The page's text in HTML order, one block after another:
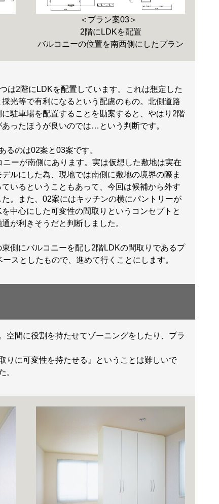
＜プラン案03＞
2階にLDKを配置
バルコニーの位置を南西側にしたプラン
は2階にLDKを配置しています。これは想定した
光等で有利になるという配慮のもの。北側道路
に駐車場を配置することを勘案すると、やはり2階
ったほうが良いのでは…という判断です。
るのは02案と03案です。
ニーが南側にあります。実は仮想した敷地は実在
ルにした為、現地では南側に敷地の境界の際ま
いるということもあって、今回は候補から外す
た。また、02案にはキッチンの横にパントリーが
中心にした可変性の間取りというコンセプトと
が利きそうだと判断しました。
側にバルコニーを配し2階LDKの間取りであるプ
スとしたもので、進めて行くことにします。
空間に役割を持たせてゾーニングをしたり、プラ
りに可変性を持たせる』ということは難しいで
。